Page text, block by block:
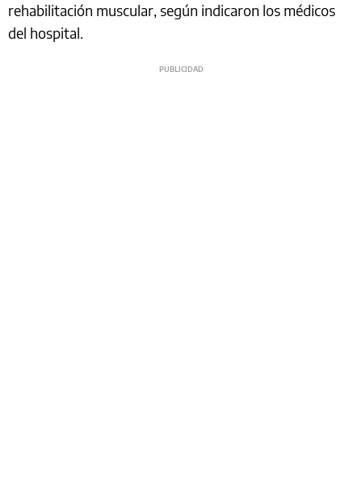
rehabilitación muscular, según indicaron los médicos
del hospital.